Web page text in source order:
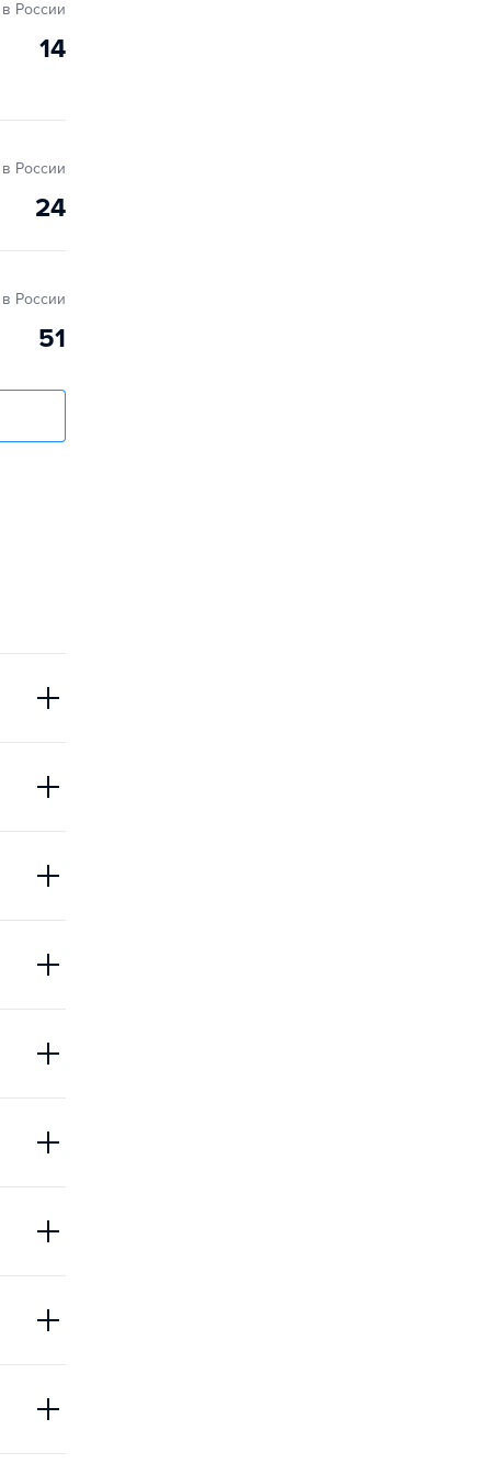
в России
14
в России
24
в России
51